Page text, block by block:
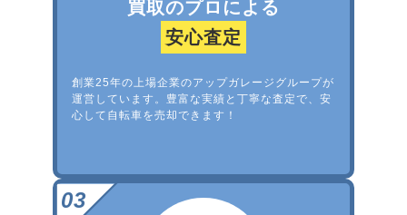
買取のプロによる
安心査定
創業25年の上場企業のアップガレージグループが
運営しています。豊富な実績と丁寧な査定で、安
心して自転車を売却できます！